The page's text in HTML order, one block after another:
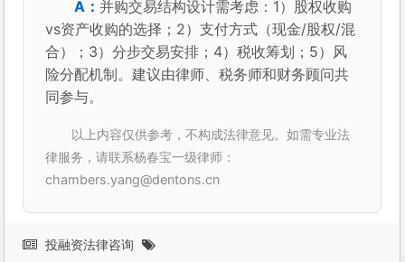
并购交易结构设计需考虑：1）股权收购
vs资产收购的选择；2）支付方式（现金/股权/混
合）；3）分步交易安排；4）税收筹划；5）风
险分配机制。建议由律师、税务师和财务顾问共
同参与。
以上内容仅供参考，不构成法律意见。如需专业法
律服务，请联系杨春宝一级律师：
chambers.yang@dentons.cn
投融资法律咨询